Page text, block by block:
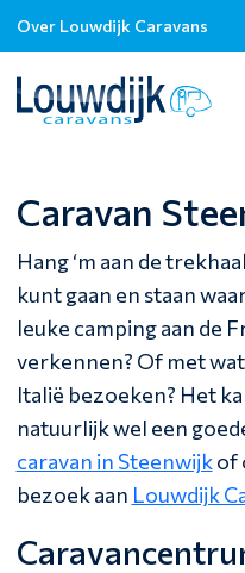
Over Louwdijk Caravans
Caravan
Hang ‘m aan de
kunt gaan en staan
leuke camping aan de
verkennen? Of met
Italië bezoeken? Het
natuurlijk wel een
caravan in Steenwijkof
bezoek aan Louwdijk